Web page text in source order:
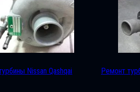
Nissan Qashqai Ремонт